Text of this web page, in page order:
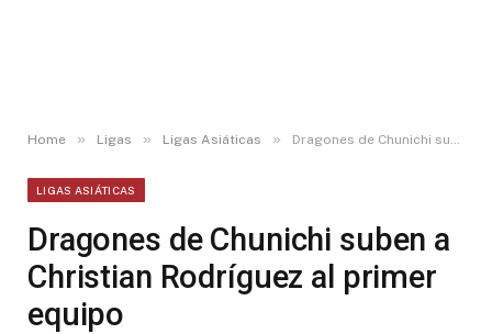
Home » Ligas » Ligas Asiáticas » Dragones de Chunichi suben a Christian Rodríguez al primer equipo
LIGAS ASIÁTICAS
Dragones de Chunichi suben a
Christian Rodríguez al primer
equipo